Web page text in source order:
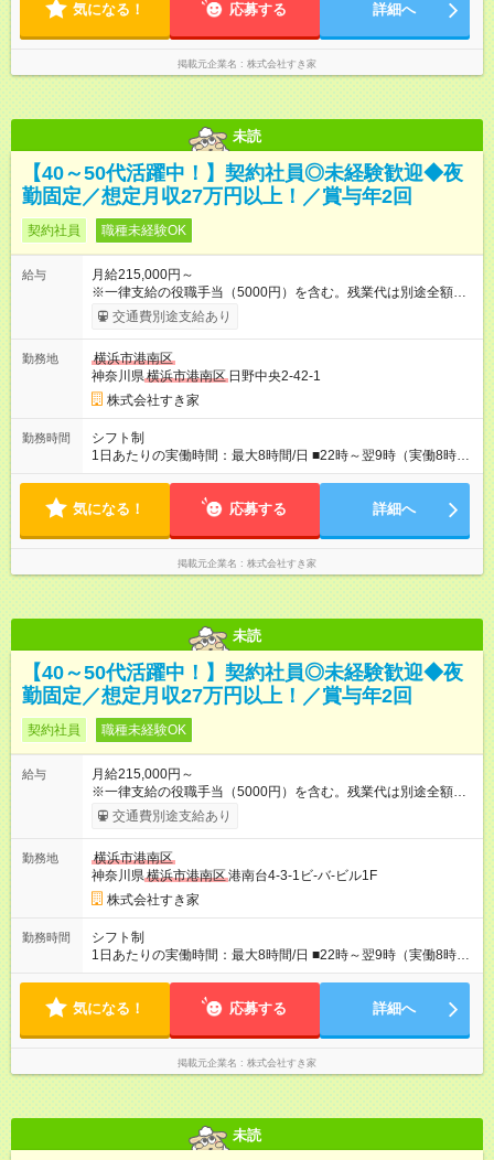
のシフトを組んでいます。 ★各店舗のサポートのために本社に
気になる！ 応募する 詳細へ
掲載元企業名 株式会社すき家
未読
【40～50代活躍中！】契約社員◎未経験歓迎◆夜
勤固定／想定月収27万円以上！／賞与年2回
契約社員 職種未経験OK
給与
月給215,000円～
※一律支給の役職手当（5000円）を含む。残業代は別途全額支
給。 ※深夜勤務手当は、残業時間等により変動します。 ※想定
月収27万円以上 ※最大4回昇給のチャンスあり ※賞与年2回支給
交通費別途支給あり
勤務地
横浜市港南区
神奈川県横浜市港南区 日野中央2-42-1
株式会社すき家
勤務時間
シフト制
1日あたりの実働時間：最大8時間/日 ■22時～翌9時（実働8時
間） ※上記はあくまでも一例です。店舗により、時間が前後す
のシフトを組んでいます。 ★各店舗のサポートのために本社に
気になる！ 応募する 詳細へ
掲載元企業名 株式会社すき家
未読
【40～50代活躍中！】契約社員◎未経験歓迎◆夜
勤固定／想定月収27万円以上！／賞与年2回
契約社員 職種未経験OK
給与
月給215,000円～
※一律支給の役職手当（5000円）を含む。残業代は別途全額支
給。 ※深夜勤務手当は、残業時間等により変動します。 ※想定
月収27万円以上 ※最大4回昇給のチャンスあり ※賞与年2回支給
交通費別途支給あり
勤務地
横浜市港南区
神奈川県横浜市港南区港南台4-3-1ビ-バ-ビル1F
株式会社すき家
勤務時間
シフト制
1日あたりの実働時間：最大8時間/日 ■22時～翌9時（実働8時
間） ※上記はあくまでも一例です。店舗により、時間が前後す
のシフトを組んでいます。 ★各店舗のサポートのために本社に
気になる！ 応募する 詳細へ
掲載元企業名 株式会社すき家
未読